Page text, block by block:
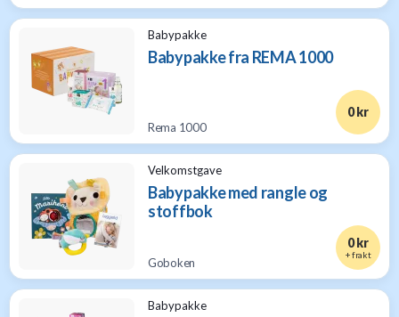
Babypakke
Babypakke fra REMA 1000
Rema 1000
0 kr
Velkomstgave
Babypakke med rangle og
stoffbok
Goboken
0 kr
+ frakt
Babypakke